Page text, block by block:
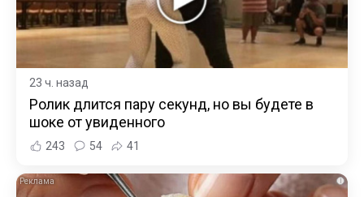
23 ч. назад
Ролик длится пару секунд, но вы будете в
шоке от увиденного
243 54 41
i